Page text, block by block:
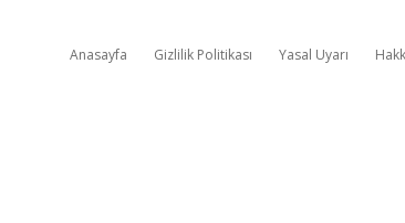
Anasayfa Gizlilik Politikası Yasal Uyarı